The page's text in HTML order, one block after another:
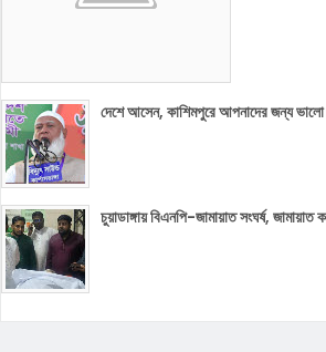
দেশে আসেন, কাশিমপুরে আপনাদের জন্য ভালো
চুয়াডাঙ্গায় বিএনপি-জামায়াত সংঘর্ষ, জামায়াত